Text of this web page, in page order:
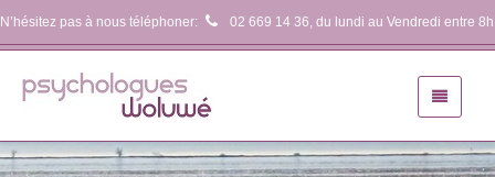
N’hésitez pas à nous téléphoner: 02 669 14 36, du lundi au Vendredi entre